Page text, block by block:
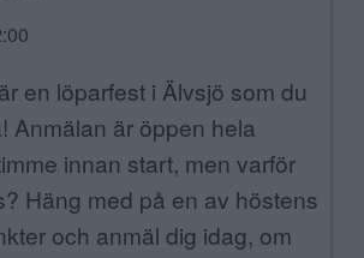
en löparfest i Älvsjö som du
Anmälan är öppen hela
innan start, men varför
Häng med på en av höstens
och anmäl dig idag, om